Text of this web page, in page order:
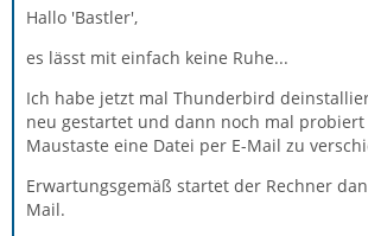
Hallo 'Bastler',
es lässt mit einfach keine Ruhe...
Ich habe jetzt mal Thunderbird
neu gestartet und dann noch mal probiert
Maustaste eine Datei per E-Mail zu
Erwartungsgemäß startet der Rechner
Mail.